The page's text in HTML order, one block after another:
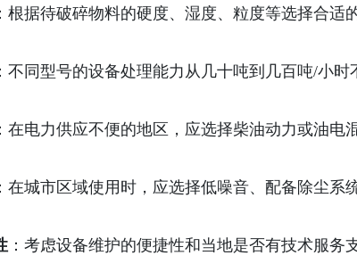
：根据待破碎物料的硬度、湿度、粒度等选择合适
：不同型号的设备处理能力从几十吨到几百吨/小时
：在电力供应不便的地区，应选择柴油动力或油电
：在城市区域使用时，应选择低噪音、配备除尘系
：考虑设备维护的便捷性和当地是否有技术服务